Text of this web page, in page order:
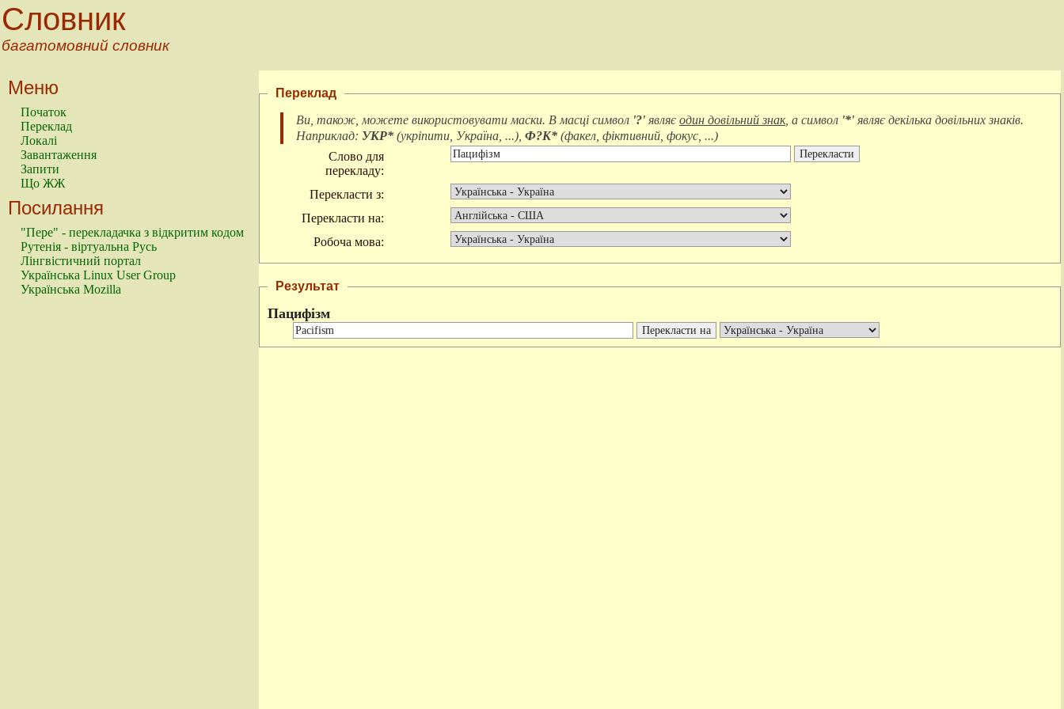
Словник
багатомовний словник
Меню
Початок
Переклад
Локалі
Завантаження
Запити
Що ЖЖ
Посилання
"Пере" - перекладачка з відкритим кодом
Рутенія - віртуальна Русь
Лінгвістичний портал
Українська Linux User Group
Українська Mozilla
Переклад
Ви, також, можете використовувати маски. В масці символ '?' являє один довільний знак, а символ '*' являє декілька довільних знаків.
Наприклад: УКР* (укріпити, Україна, ...), Ф?К* (факел, фіктивний, фокус, ...)
Слово для
перекладу:
Перекласти з:
Перекласти на:
Робоча мова:
Результат
Пацифізм